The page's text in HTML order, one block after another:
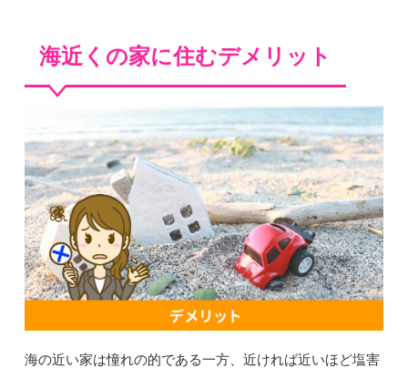
海近くの家に住むデメリット
海の近い家は憧れの的である一方、近ければ近いほど塩害